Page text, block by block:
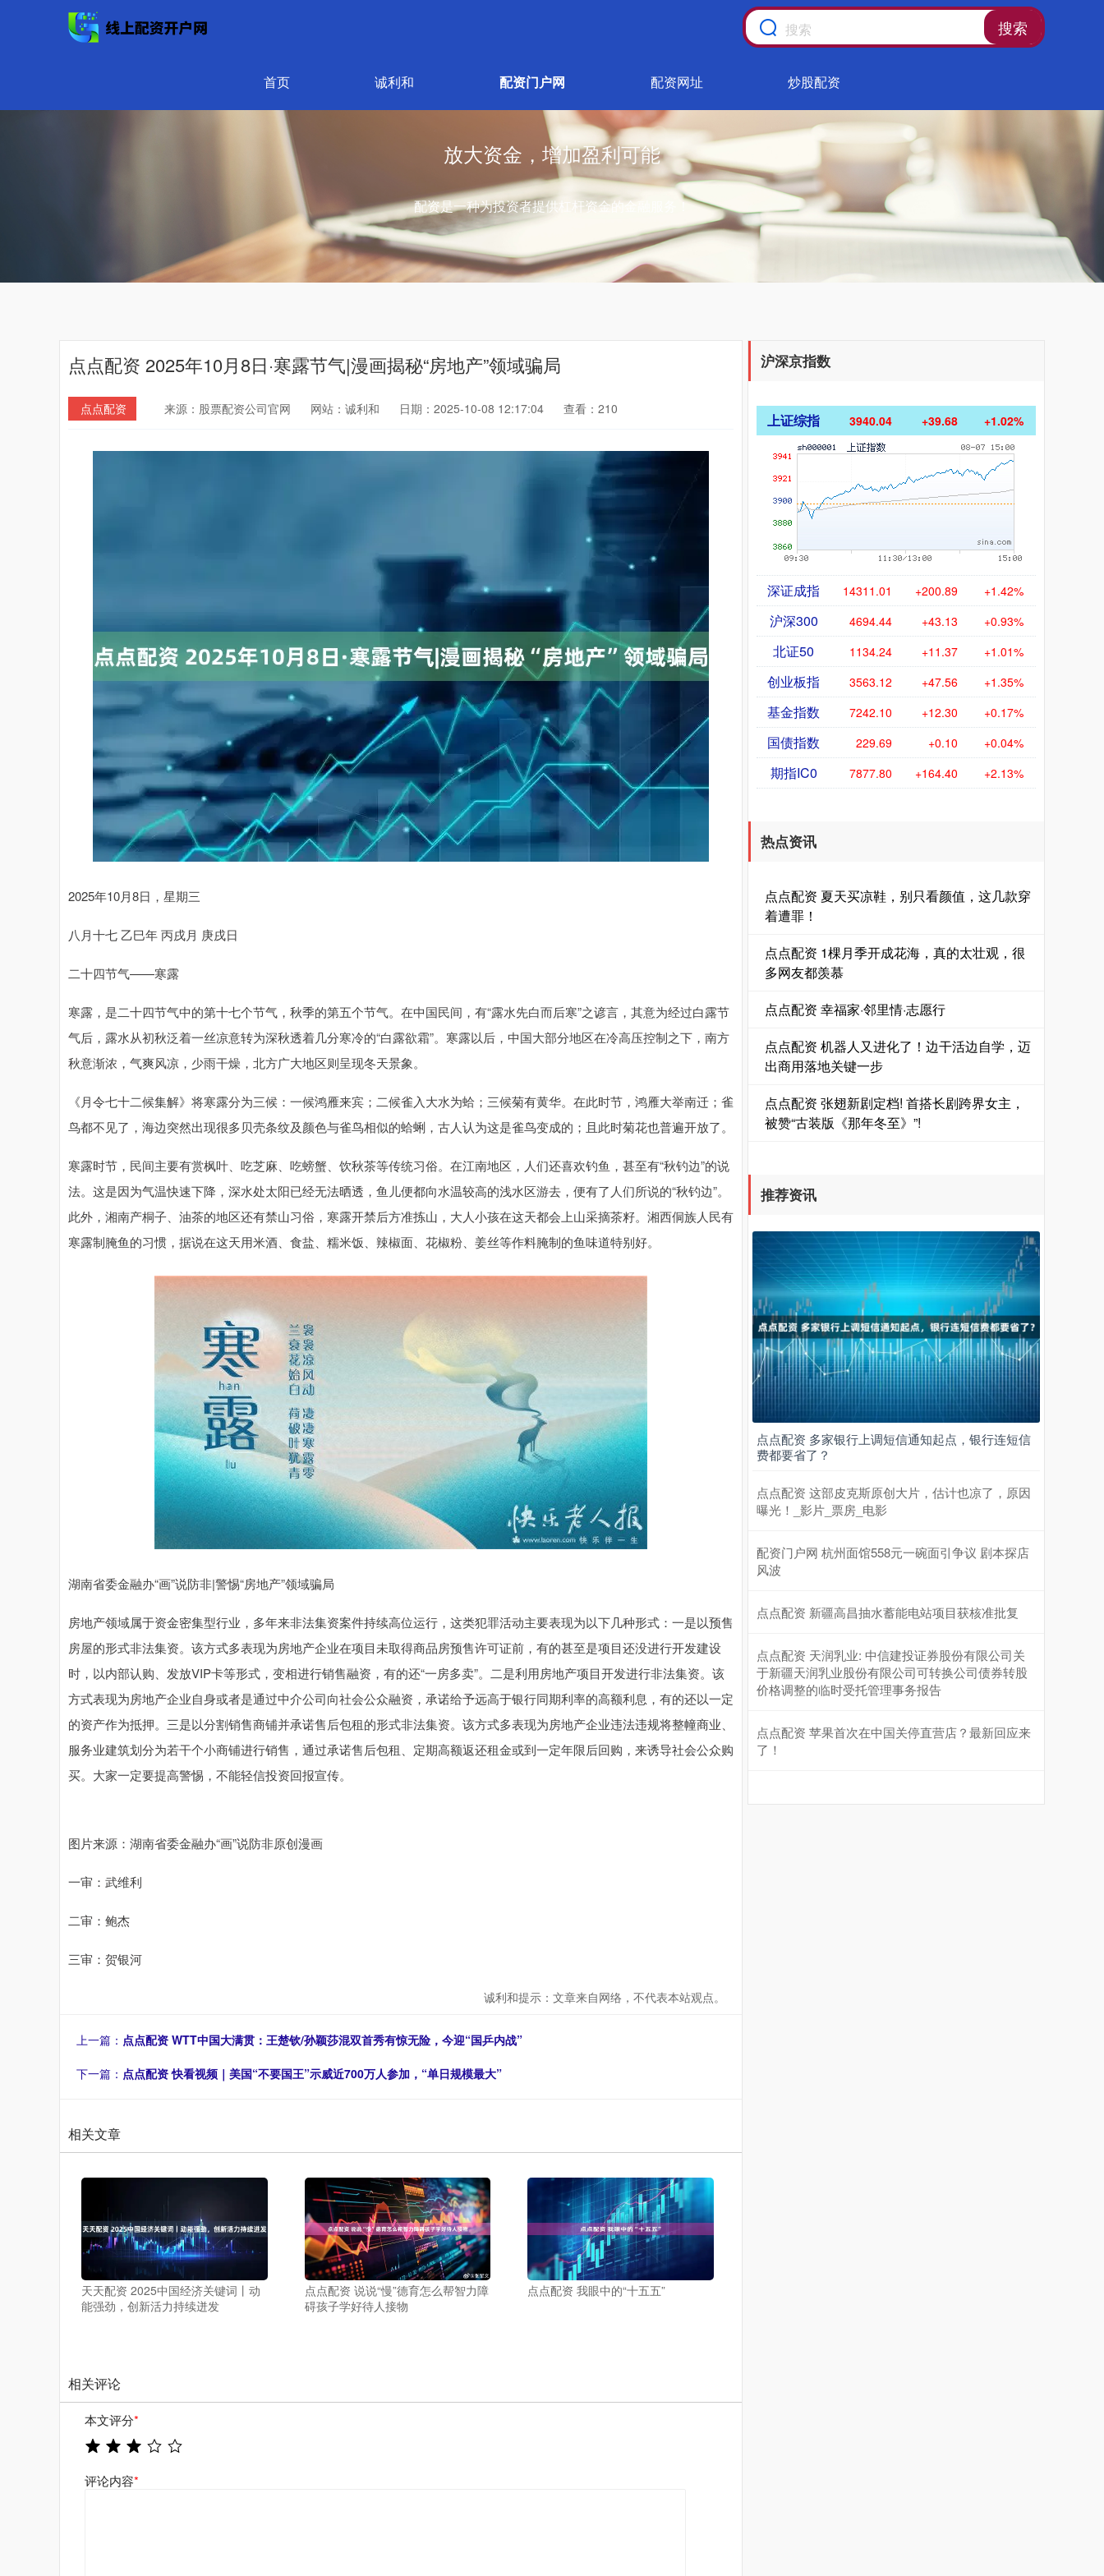
搜索
首页 诚利和 配资门户网 配资网址 炒股配资
放大资金，增加盈利可能
配资是一种为投资者提供杠杆资金的金融服务！
点点配资 2025年10月8日·寒露节气|漫画揭秘“房地产”领域骗局
点点配资 来源：股票配资公司官网 网站：诚利和 日期：2025-10-08 12:17:04 查看：210
2025年10月8日，星期三
八月十七 乙巳年 丙戌月 庚戌日
二十四节气——寒露
寒露，是二十四节气中的第十七个节气，秋季的第五个节气。在中国民间，有“露水先白而后寒”之谚言，其意为经过白露节
气后，露水从初秋泛着一丝凉意转为深秋透着几分寒冷的“白露欲霜”。寒露以后，中国大部分地区在冷高压控制之下，南方
秋意渐浓，气爽风凉，少雨干燥，北方广大地区则呈现冬天景象。
《月令七十二候集解》将寒露分为三候：一候鸿雁来宾；二候雀入大水为蛤；三候菊有黄华。在此时节，鸿雁大举南迁；雀
鸟都不见了，海边突然出现很多贝壳条纹及颜色与雀鸟相似的蛤蜊，古人认为这是雀鸟变成的；且此时菊花也普遍开放了。
寒露时节，民间主要有赏枫叶、吃芝麻、吃螃蟹、饮秋茶等传统习俗。在江南地区，人们还喜欢钓鱼，甚至有“秋钓边”的说
法。这是因为气温快速下降，深水处太阳已经无法晒透，鱼儿便都向水温较高的浅水区游去，便有了人们所说的“秋钓边”。
此外，湘南产桐子、油茶的地区还有禁山习俗，寒露开禁后方准拣山，大人小孩在这天都会上山采摘茶籽。湘西侗族人民有
寒露制腌鱼的习惯，据说在这天用米酒、食盐、糯米饭、辣椒面、花椒粉、姜丝等作料腌制的鱼味道特别好。
湖南省委金融办“画”说防非|警惕“房地产”领域骗局
房地产领域属于资金密集型行业，多年来非法集资案件持续高位运行，这类犯罪活动主要表现为以下几种形式：一是以预售
房屋的形式非法集资。该方式多表现为房地产企业在项目未取得商品房预售许可证前，有的甚至是项目还没进行开发建设
时，以内部认购、发放VIP卡等形式，变相进行销售融资，有的还“一房多卖”。二是利用房地产项目开发进行非法集资。该
方式表现为房地产企业自身或者是通过中介公司向社会公众融资，承诺给予远高于银行同期利率的高额利息，有的还以一定
的资产作为抵押。三是以分割销售商铺并承诺售后包租的形式非法集资。该方式多表现为房地产企业违法违规将整幢商业、
服务业建筑划分为若干个小商铺进行销售，通过承诺售后包租、定期高额返还租金或到一定年限后回购，来诱导社会公众购
买。大家一定要提高警惕，不能轻信投资回报宣传。
图片来源：湖南省委金融办“画”说防非原创漫画
一审：武维利
二审：鲍杰
三审：贺银河
诚利和提示：文章来自网络，不代表本站观点。
上一篇： 点点配资 WTT中国大满贯：王楚钦/孙颖莎混双首秀有惊无险，今迎“国乒内战”
下一篇： 点点配资 快看视频｜美国“不要国王”示威近700万人参加，“单日规模最大”
相关文章
天天配资 2025中国经济关键词丨动
能强劲，创新活力持续迸发
点点配资 说说“慢”德育怎么帮智力障
碍孩子学好待人接物
点点配资 我眼中的“十五五”
相关评论
本文评分*
评论内容*
沪深京指数
上证综指 3940.04 +39.68 +1.02%
深证成指 14311.01 +200.89 +1.42%
沪深300 4694.44 +43.13 +0.93%
北证50 1134.24 +11.37 +1.01%
创业板指 3563.12 +47.56 +1.35%
基金指数 7242.10 +12.30 +0.17%
国债指数 229.69 +0.10 +0.04%
期指IC0 7877.80 +164.40 +2.13%
热点资讯
点点配资 夏天买凉鞋，别只看颜值，这几款穿
着遭罪！
点点配资 1棵月季开成花海，真的太壮观，很
多网友都羡慕
点点配资 幸福家·邻里情·志愿行
点点配资 机器人又进化了！边干活边自学，迈
出商用落地关键一步
点点配资 张翅新剧定档! 首搭长剧跨界女主，
被赞“古装版《那年冬至》”!
推荐资讯
点点配资 多家银行上调短信通知起点，银行连短信
费都要省了？
点点配资 这部皮克斯原创大片，估计也凉了，原因
曝光！_影片_票房_电影
配资门户网 杭州面馆558元一碗面引争议 剧本探店
风波
点点配资 新疆高昌抽水蓄能电站项目获核准批复
点点配资 天润乳业: 中信建投证券股份有限公司关
于新疆天润乳业股份有限公司可转换公司债券转股
价格调整的临时受托管理事务报告
点点配资 苹果首次在中国关停直营店？最新回应来
了！